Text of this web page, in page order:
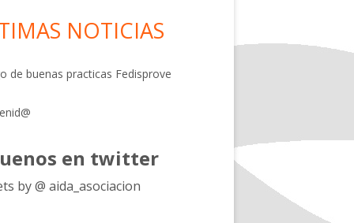
NOTICIAS
de buenas practicas Fedisprove
en twitter
by @ aida_asociacion